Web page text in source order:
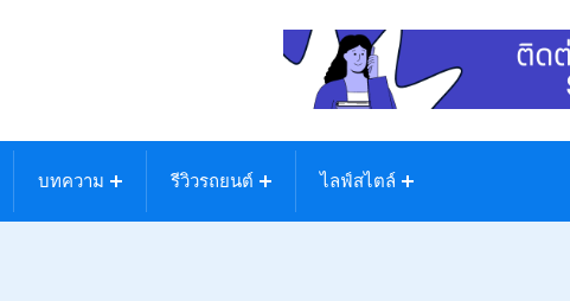
บทความ รีวิวรถยนต์ ไลฟ์สไตล์